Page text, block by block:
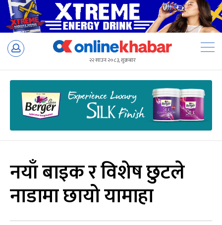
Skip
२२ साउन २०८३, शुक्रबार
नयाँ बाइक र विशेष छुटले
नाडामा छायो यामाहा